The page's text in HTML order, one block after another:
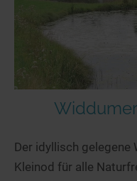
Der idyllisch gelegene
Kleinod für alle